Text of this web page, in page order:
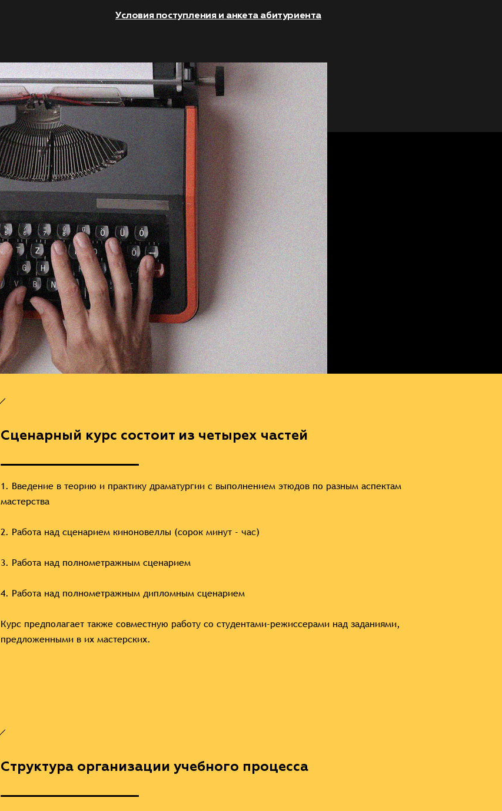
Условия поступления и анкета абитуриента
Сценарный курс состоит из четырех частей
1. Введение в теорию и практику драматургии с выполнением этюдов по разным аспектам
мастерства
2. Работа над сценарием киноновеллы (сорок минут - час)
3. Работа над полнометражным сценарием
4. Работа над полнометражным дипломным сценарием
Курс предполагает также совместную работу со студентами-режиссерами над заданиями,
предложенными в их мастерских.
Структура организации учебного процесса